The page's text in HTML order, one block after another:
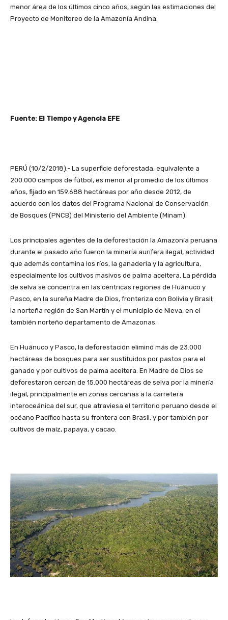
menor área de los últimos cinco años, según las estimaciones del
Proyecto de Monitoreo de la Amazonía Andina.
Fuente: El Tiempo y Agencia EFE
PERÚ (10/2/2018).- La superficie deforestada, equivalente a
200.000 campos de fútbol, es menor al promedio de los últimos
años, fijado en 159.688 hectáreas por año desde 2012, de
acuerdo con los datos del Programa Nacional de Conservación
de Bosques (PNCB) del Ministerio del Ambiente (Minam).
Los principales agentes de la deforestación la Amazonía peruana
durante el pasado año fueron la minería aurífera ilegal, actividad
que además contamina los ríos, la ganadería y la agricultura,
especialmente los cultivos masivos de palma aceitera. La pérdida
de selva se concentra en las céntricas regiones de Huánuco y
Pasco, en la sureña Madre de Dios, fronteriza con Bolivia y Brasil;
la norteña región de San Martín y el municipio de Nieva, en el
también norteño departamento de Amazonas.
En Huánuco y Pasco, la deforestación eliminó más de 23.000
hectáreas de bosques para ser sustituidos por pastos para el
ganado y por cultivos de palma aceitera. En Madre de Dios se
deforestaron cercan de 15.000 hectáreas de selva por la minería
ilegal, principalmente en zonas cercanas a la carretera
interoceánica del sur, que atraviesa el territorio peruano desde el
océano Pacífico hasta su frontera con Brasil, y por también por
cultivos de maíz, papaya, y cacao.